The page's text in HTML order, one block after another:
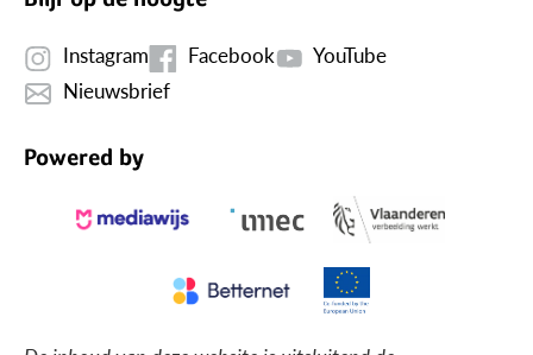
Instagram Facebook
YouTube
Nieuwsbrief
Powered by